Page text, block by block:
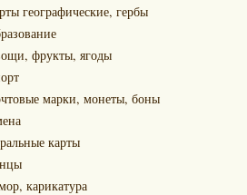
географические, гербы
фрукты, ягоды
марки, монеты, боны
карты
карикатура